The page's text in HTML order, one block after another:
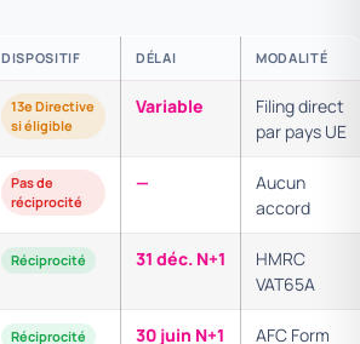
DISPOSITIF DÉLAI MODALITÉ
13e Directive
si éligible
Variable
Filing direct
par pays UE
Pas de
réciprocité
—
Aucun
accord
Réciprocité 31 déc. N+1
HMRC
VAT65A
Réciprocité 30 juin N+1 AFC Form